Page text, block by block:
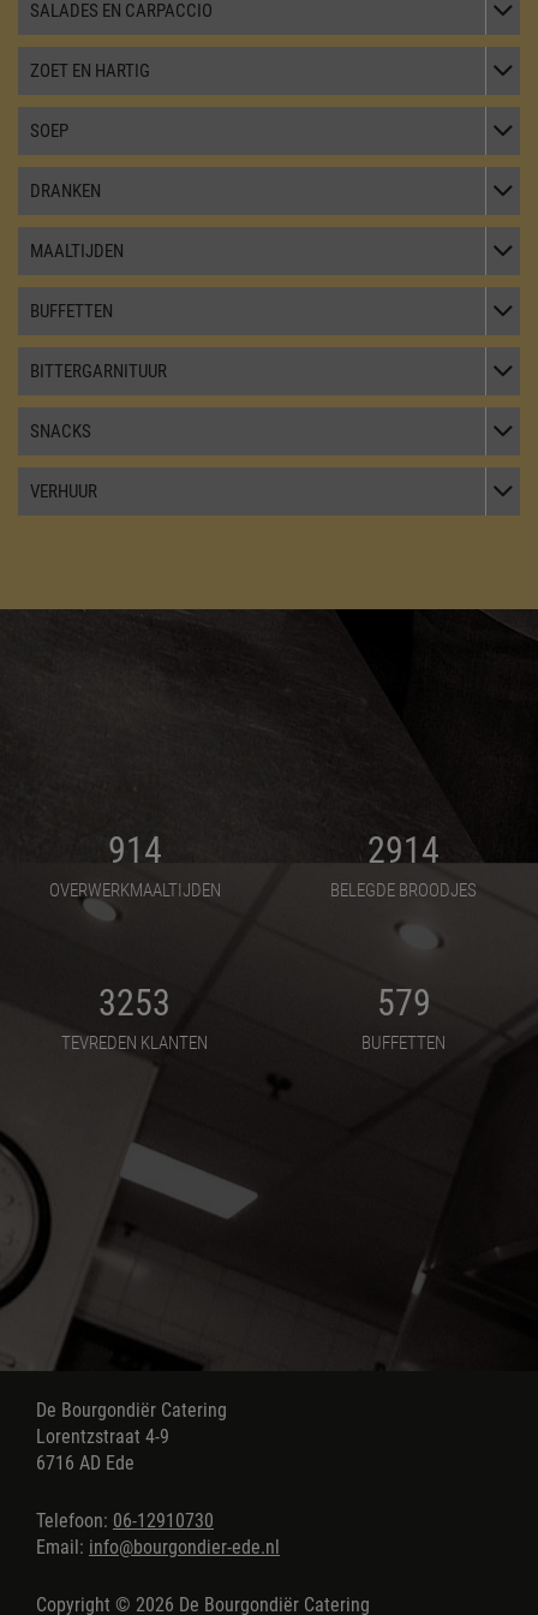
SALADES EN CARPACCIO
ZOET EN HARTIG
SOEP
DRANKEN
MAALTIJDEN
BUFFETTEN
BITTERGARNITUUR
SNACKS
VERHUUR
914
OVERWERKMAALTIJDEN
2914
BELEGDE BROODJES
3253
TEVREDEN KLANTEN
579
BUFFETTEN
De Bourgondiër Catering
Lorentzstraat 4-9
6716 AD Ede
Telefoon: 06-12910730
Email: info@bourgondier-ede.nl
Copyright © 2026 De Bourgondiër Catering